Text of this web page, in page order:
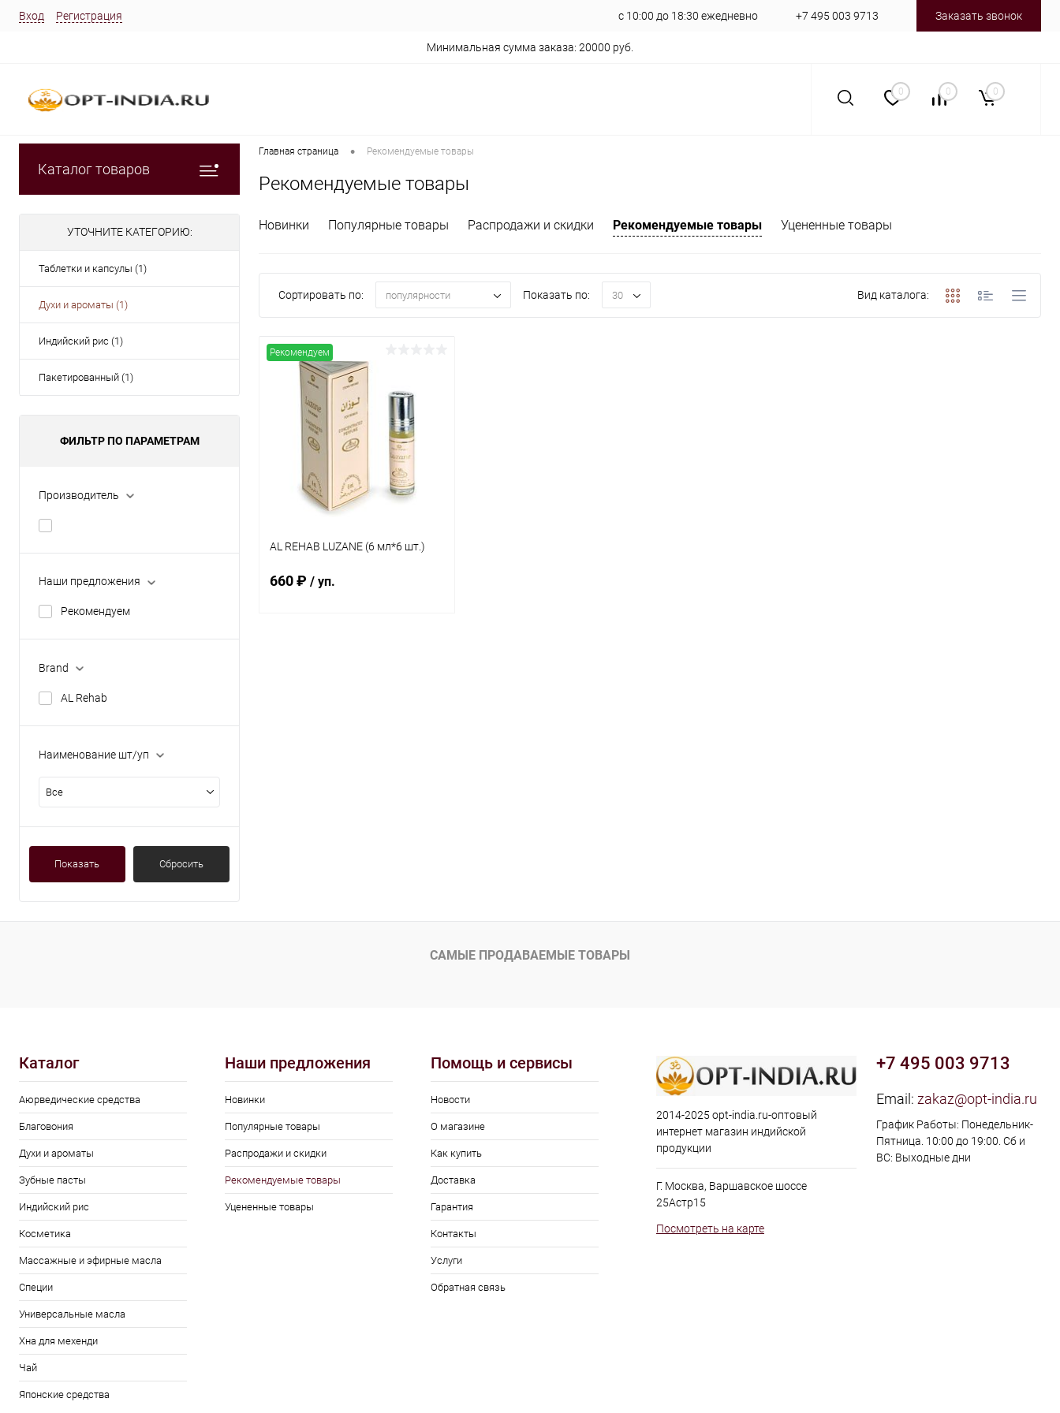
Вход Регистрация с 10:00 до 18:30 ежедневно +7 495 003 9713 Заказать звонок
Минимальная сумма заказа: 20000 руб.
0 0 0
Каталог товаров
УТОЧНИТЕ КАТЕГОРИЮ:
Таблетки и капсулы (1)
Духи и ароматы (1)
Индийский рис (1)
Пакетированный (1)
ФИЛЬТР ПО ПАРАМЕТРАМ
Производитель
Наши предложения
Рекомендуем
Brand
AL Rehab
Наименование шт/уп
Все
Показать Сбросить
Главная страница • Рекомендуемые товары
Рекомендуемые товары
Новинки Популярные товары Распродажи и скидки Рекомендуемые товары Уцененные товары
Сортировать по: популярности Показать по: 30 Вид каталога:
Рекомендуем
AL REHAB LUZANE (6 мл*6 шт.)
660 ₽ / уп.
САМЫЕ ПРОДАВАЕМЫЕ ТОВАРЫ
Каталог
Аюрведические средства
Благовония
Духи и ароматы
Зубные пасты
Индийский рис
Косметика
Массажные и эфирные масла
Специи
Универсальные масла
Хна для мехенди
Чай
Японские средства
Наши предложения
Новинки
Популярные товары
Распродажи и скидки
Рекомендуемые товары
Уцененные товары
Помощь и сервисы
Новости
О магазине
Как купить
Доставка
Гарантия
Контакты
Услуги
Обратная связь
2014-2025 opt-india.ru-оптовый
интернет магазин индийской
продукции
Г. Москва, Варшавское шоссе
25Астр15
Посмотреть на карте
+7 495 003 9713
Email: zakaz@opt-india.ru
График Работы: Понедельник-
Пятница. 10:00 до 19:00. Сб и
ВС: Выходные дни